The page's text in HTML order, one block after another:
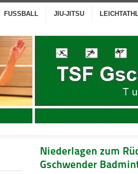
FUSSBALL JIU-JITSU
Niederlagen zum
Gschwender